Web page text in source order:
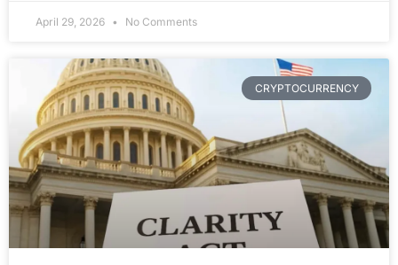
April 29, 2026 No Comments
CRYPTOCURRENCY